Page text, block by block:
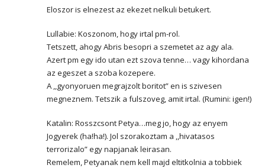
Eloszor is elnezest az ekezet nelkuli betukert.
Lullabie: Koszonom, hogy irtal pm-rol.
Tetszett, ahogy Abris besopri a szemetet az agy ala.
Azert pm egy ido utan ezt szova tenne… vagy kihordana
az egeszet a szoba kozepere.
A ,,gyonyoruen megrajzolt boritot” en is szivesen
megneznem. Tetszik a fulszoveg, amit irtal. (Rumini: igen!)
Katalin: Rosszcsont Petya…meg jo, hogy az enyem
Jogyerek (ha!ha!). Jol szorakoztam a ,,hivatasos
terrorizalo” egy napjanak leirasan.
Remelem, Petyanak nem kell majd eltitkolnia a tobbiek